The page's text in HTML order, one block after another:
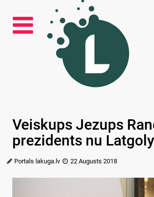
Veiskups Jezups
prezidents nu
Portals lakuga.lv 22 Augusts 2018